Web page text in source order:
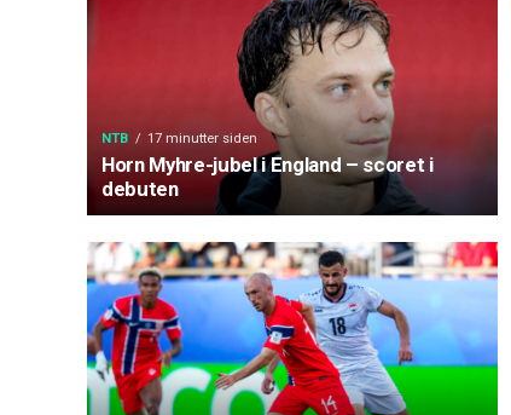
NTB 17 minutter siden
Horn Myhre-jubel i England – scoret i
debuten